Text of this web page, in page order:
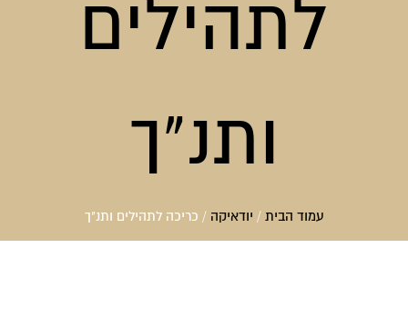
לתהילים
ותנ"ך
עמוד הבית / יודאיקה / כריכה לתהילים ותנ"ך